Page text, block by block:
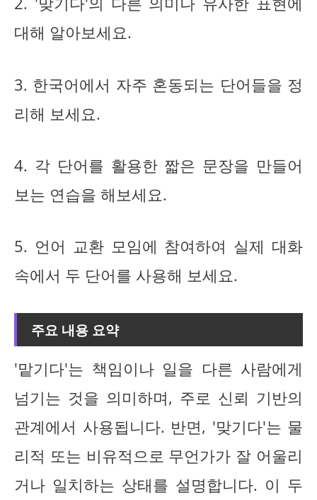
대해 알아보세요.
3. 한국어에서 자주 혼동되는 단어들을 정
리해 보세요.
4. 각 단어를 활용한 짧은 문장을 만들어
보는 연습을 해보세요.
5. 언어 교환 모임에 참여하여 실제 대화
속에서 두 단어를 사용해 보세요.
주요 내용 요약
'맡기다'는 책임이나 일을 다른 사람에게
넘기는 것을 의미하며, 주로 신뢰 기반의
관계에서 사용됩니다. 반면, '맞기다'는 물
리적 또는 비유적으로 무언가가 잘 어울리
거나 일치하는 상태를 설명합니다. 이 두